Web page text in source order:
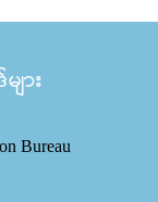
ား
Bureau